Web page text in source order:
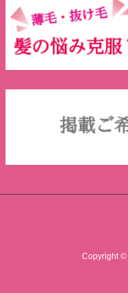
Copyright ©